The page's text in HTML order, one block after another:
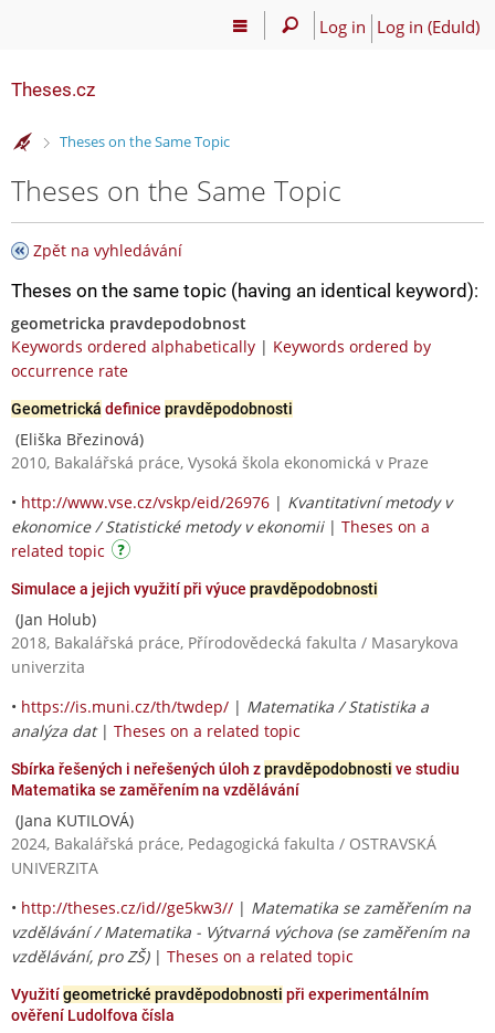
Log in Log in (EduId)
Theses.cz
>
Theses on the Same Topic
Theses on the Same Topic
Zpět na vyhledávání
Theses on the same topic (having an identical keyword):
geometricka pravdepodobnost
Keywords ordered alphabetically | Keywords ordered by
occurrence rate
Geometrická definice pravděpodobnosti
(Eliška Březinová)
2010, Bakalářská práce, Vysoká škola ekonomická v Praze
• http://www.vse.cz/vskp/eid/26976 | Kvantitativní metody v
ekonomice / Statistické metody v ekonomii| Theses on a
related topic
Simulace a jejich využití při výuce pravděpodobnosti
(Jan Holub)
2018, Bakalářská práce, Přírodovědecká fakulta / Masarykova
univerzita
• https://is.muni.cz/th/twdep/ | Matematika / Statistika a
analýza dat| Theses on a related topic
Sbírka řešených i neřešených úloh zpravděpodobnosti ve studiu
Matematika se zaměřením na vzdělávání
(Jana KUTILOVÁ)
2024, Bakalářská práce, Pedagogická fakulta / OSTRAVSKÁ
UNIVERZITA
• http://theses.cz/id//ge5kw3// | Matematika se zaměřením na
vzdělávání / Matematika - Výtvarná výchova (se zaměřením na
vzdělávání, pro ZŠ)| Theses on a related topic
Využitígeometrické pravděpodobnosti při experimentálním
ověření Ludolfova čísla